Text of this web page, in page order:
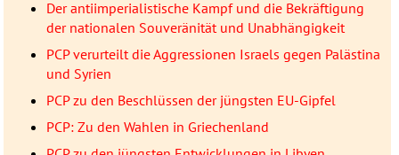
Der antiimperialistische Kampf und die Bekräftigung
der nationalen Souveränität und Unabhängigkeit
PCP verurteilt die Aggressionen Israels gegen Palästina
und Syrien
PCP zu den Beschlüssen der jüngsten EU-Gipfel
PCP: Zu den Wahlen in Griechenland